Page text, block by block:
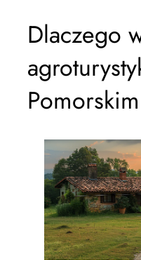
Dlaczego
Pomorskim